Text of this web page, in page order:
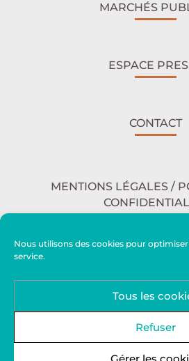
Nous utilisons des cookies pour
service.
Tous les
Refuser
Gérer les
MARCHÉS
ESPACE
CONTACT
MENTIONS LÉGALES /